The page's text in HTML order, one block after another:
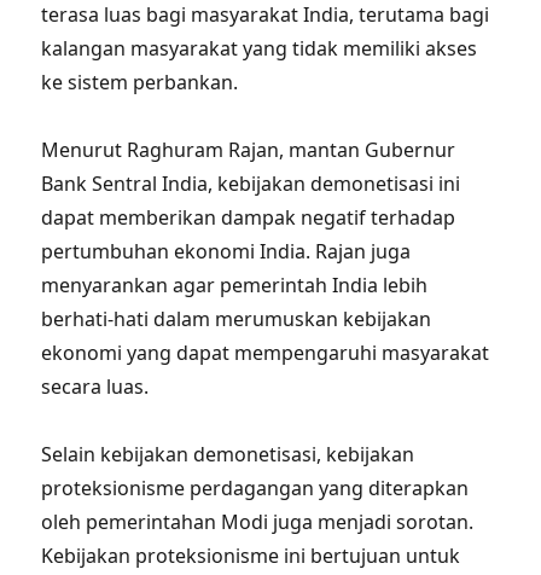
terasa luas bagi masyarakat India, terutama bagi
kalangan masyarakat yang tidak memiliki akses
ke sistem perbankan.
Menurut Raghuram Rajan, mantan Gubernur
Bank Sentral India, kebijakan demonetisasi ini
dapat memberikan dampak negatif terhadap
pertumbuhan ekonomi India. Rajan juga
menyarankan agar pemerintah India lebih
berhati-hati dalam merumuskan kebijakan
ekonomi yang dapat mempengaruhi masyarakat
secara luas.
Selain kebijakan demonetisasi, kebijakan
proteksionisme perdagangan yang diterapkan
oleh pemerintahan Modi juga menjadi sorotan.
Kebijakan proteksionisme ini bertujuan untuk